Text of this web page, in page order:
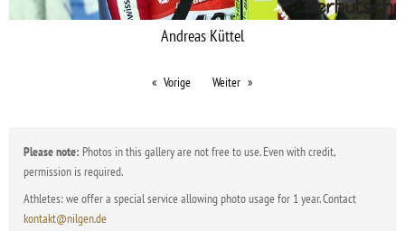
Andreas Küttel
Vorige Weiter
Please note: Photos in this gallery are not free to use. Even with credit,
permission is required.
Athletes: we offer a special service allowing photo usage for 1 year. Contact
kontakt@nilgen.de